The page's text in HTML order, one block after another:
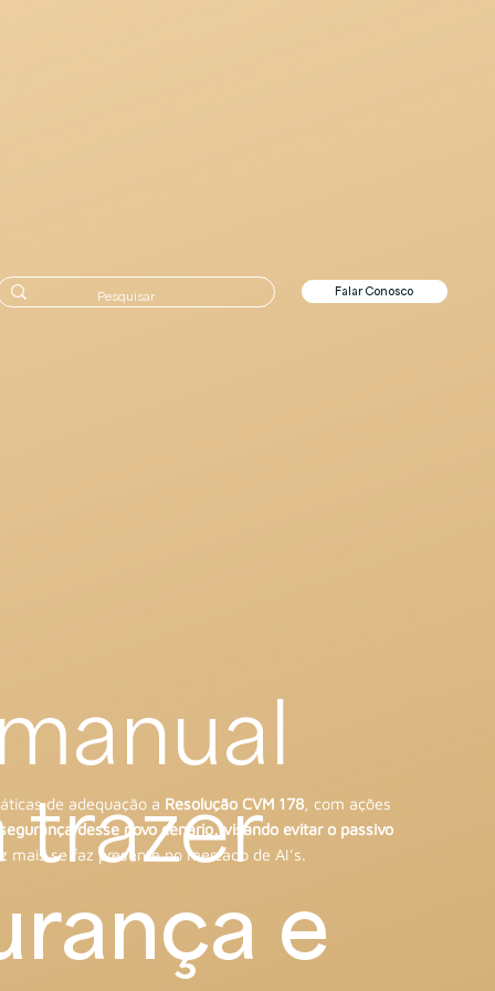
Falar Conosco
trazer
e
de adequação a Resolução CVM 178, com ações
desse novo cenário, visando evitar o passivo
mais se faz presente no mercado de AI’s.